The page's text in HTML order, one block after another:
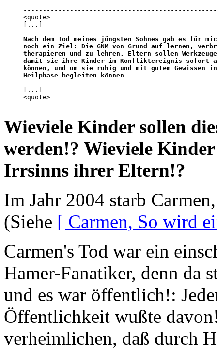
<quote>
[...]
Nach dem Tod meines jüngsten Sohnes gab es für
noch ein Ziel: Die GNM von Grund auf lernen,
therapieren und zu lehren. Eltern sollen Werkzeuge
damit sie ihre Kinder im Konfliktereignis sofort
können, und um sie ruhig und mit gutem Gewissen
Heilphase begleiten können.
[...]
<quote>
Wieviele Kinder sollen
werden!? Wieviele Kinder
Irrsinns ihrer Eltern!?
Im Jahr 2004 starb
(Siehe [ Carmen, So wird
Carmen's Tod war ein
Hamer-Fanatiker, denn da
und es war öffentlich!:
Öffentlichkeit wußte
verheimlichen, daß durch